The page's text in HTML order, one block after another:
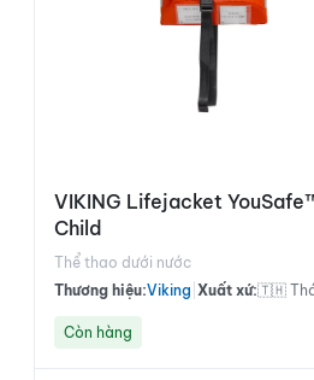
VIKING Lifejacket
Child
Thể thao dưới nước
Thương hiệu:Viking Xuất xứ:🇹🇭
Còn hàng